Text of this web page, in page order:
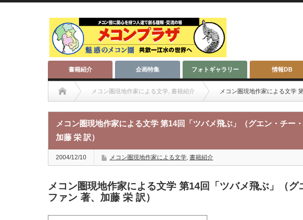
書籍紹介 企画特集 フォトギャラリー 情報DB
メコン圏現地作家による文学, 書籍紹介 メコン圏現地作家による文学
メコン圏現地作家による文学 第14回「ツバメ飛ぶ」（グエン・チー・
加藤 栄 訳）
2004/12/10 メコン圏現地作家による文学, 書籍紹介
メコン圏現地作家による文学 第14回「ツバメ飛ぶ」（グ
ファン 著、加藤 栄 訳）